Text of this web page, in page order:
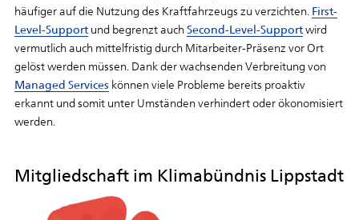
häufiger auf die Nutzung des Kraftfahrzeugs zu verzichten. First-
Level-Support und begrenzt auchSecond-Level-Supportwird
vermutlich auch mittelfristig durch Mitarbeiter-Präsenz vor Ort
gelöst werden müssen. Dank der wachsenden Verbreitung von
Managed Services können viele Probleme bereits proaktiv
erkannt und somit unter Umständen verhindert oder ökonomisiert
werden.
Mitgliedschaft im Klimabündnis Lippstadt